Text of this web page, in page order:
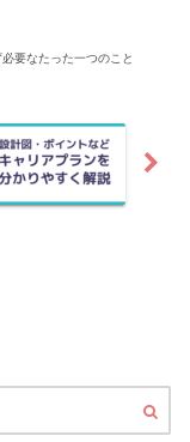
要なたった一つのこと